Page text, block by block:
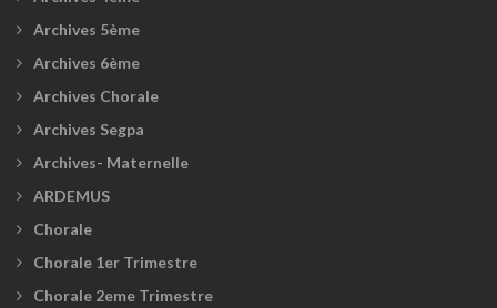
Archives 5ème
Archives 6ème
Archives Chorale
Archives Segpa
Archives- Maternelle
ARDEMUS
Chorale
Chorale 1er Trimestre
Chorale 2eme Trimestre